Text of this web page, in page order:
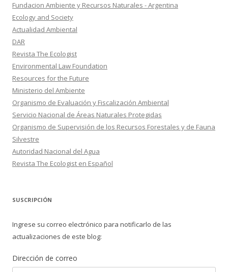
Fundacion Ambiente y Recursos Naturales - Argentina
Ecology and Society
Actualidad Ambiental
DAR
Revista The Ecologist
Environmental Law Foundation
Resources for the Future
Ministerio del Ambiente
Organismo de Evaluación y Fiscalización Ambiental
Servicio Nacional de Áreas Naturales Protegidas
Organismo de Supervisión de los Recursos Forestales y de Fauna
Silvestre
Autoridad Nacional del Agua
Revista The Ecologist en Español
SUSCRIPCIÓN
Ingrese su correo electrónico para notificarlo de las
actualizaciones de este blog:
Dirección de correo
Dirección